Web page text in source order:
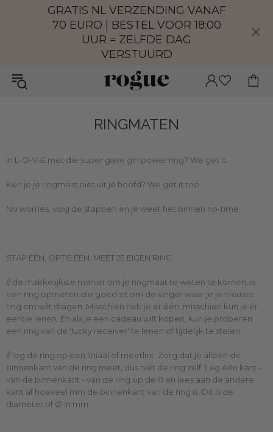
GRATIS NL VERZENDING VANAF
70 EURO | BESTEL VOOR 18:00
UUR = ZELFDE DAG
VERSTUURD
RINGMATEN
In L-O-V-E met die super gave girl power ring? We get it.
Ken je je ringmaat niet uit je hoofd? We get it too.
No worries, volg de stappen en je weet het binnen no-time.
STAP ÉÉN, OPTIE ÉÉN: MEET JE EIGEN RING
// de makkelijkste manier om je ringmaat te weten te komen, is
een ring opmeten die goed zit om de vinger waar je je nieuwe
ring om wilt dragen. Misschien heb je er één, misschien kun je er
eentje lenen. En als je een cadeau wilt kopen, kun je proberen
een ring van de 'lucky receiver' te lenen of tijdelijk te stelen
// leg de ring op een liniaal of meetlint. Zorg dat je alleen de
binnenkant van de ring meet, dus niet de ring zelf. Leg één kant -
van de binnenkant - van de ring op de 0 en lees aan de andere
kant af hoeveel mm de binnenkant van de ring is. Dit is de
diameter of Ø in mm